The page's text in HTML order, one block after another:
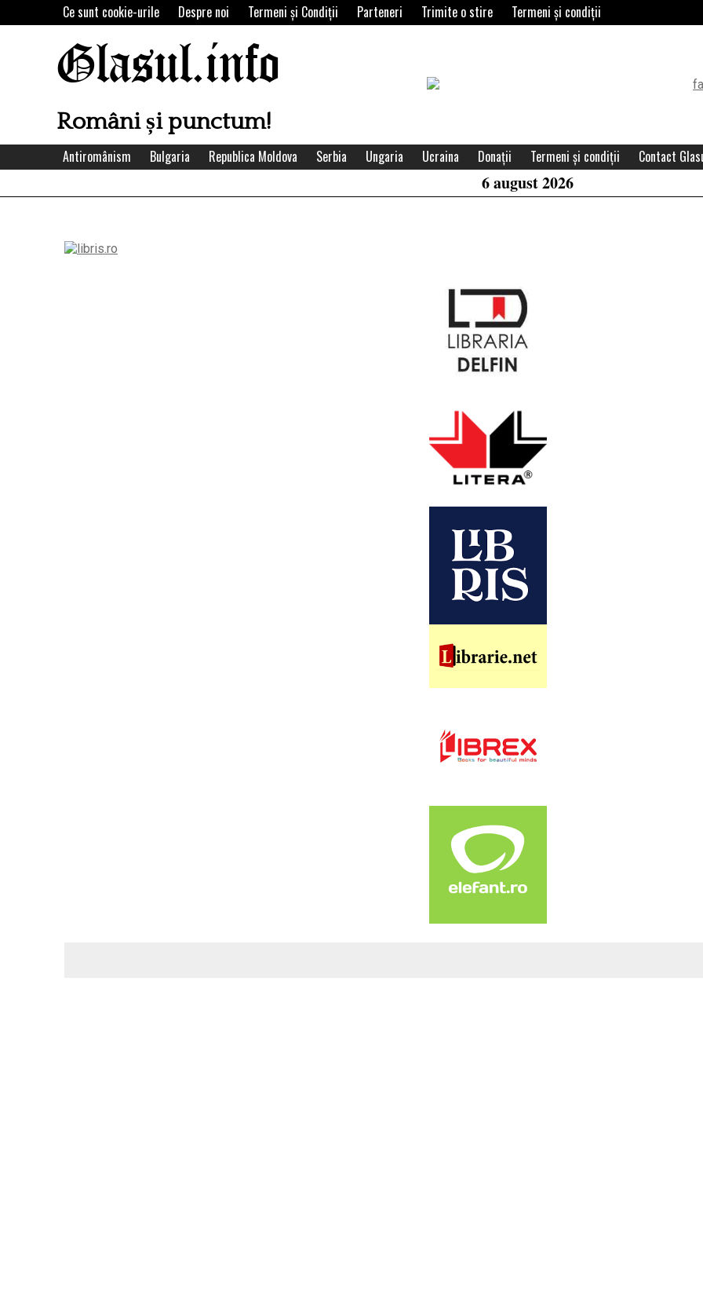
to
Ce sunt cookie-urile Despre noi Termeni şi Condiţii Parteneri Trimite o stire Termeni și condiții
Glasul.info
Români și punctum!
Header
Area
Antiromânism Bulgaria Republica Moldova Serbia Ungaria Ucraina Donații Termeni și condiții Contact
6 august 2026
Left
Asides